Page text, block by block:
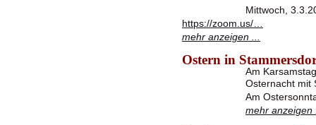
Mittwoch,
https://zoom.us/…
mehr anzeigen ...
Ostern in
Am
Osternacht mit
Am
mehr anzeigen